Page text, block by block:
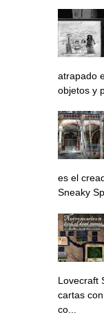
atrapado
objetos y
es el
Sneaky
Lovecraft
cartas
co...